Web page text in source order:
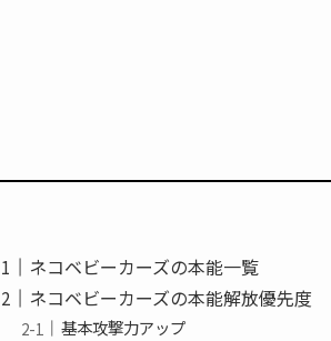
ネコベビーカーズの本能一覧
ネコベビーカーズの本能解放優先度
基本攻撃力アップ